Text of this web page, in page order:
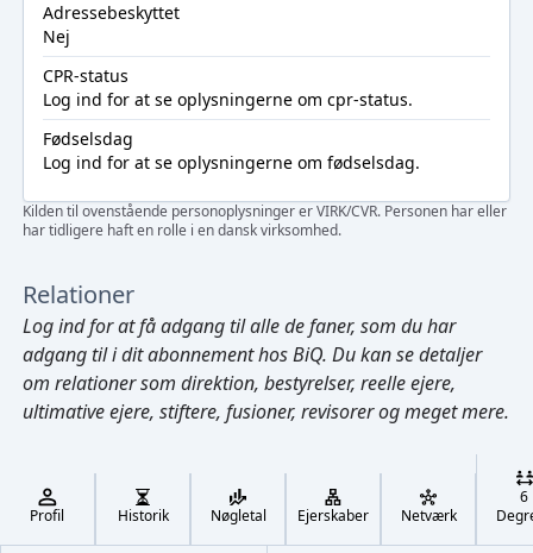
Cmd/Ctrl + K
Adressebeskyttet
Nej
CPR-status
Log ind for at se oplysningerne om cpr-status.
Fødselsdag
Log ind for at se oplysningerne om fødselsdag.
Kilden til ovenstående personoplysninger er VIRK/CVR. Personen har eller
har tidligere haft en rolle i en dansk virksomhed.
Relationer
Log indfor at få adgang til alle de faner, som du har
adgang til i dit abonnement hos BiQ. Du kan se detaljer
om relationer som direktion, bestyrelser, reelle ejere,
ultimative ejere, stiftere, fusioner, revisorer og meget mere.
Profil Historik Nøgletal Ejerskaber Netværk
6